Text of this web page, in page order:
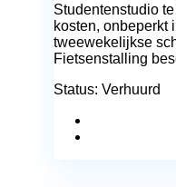
Studentenstudio
kosten, onbeperkt
tweewekelijkse
Fietsenstalling
Status: Verhuurd